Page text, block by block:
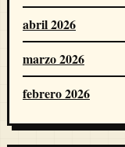
abril 2026
marzo 2026
febrero 2026